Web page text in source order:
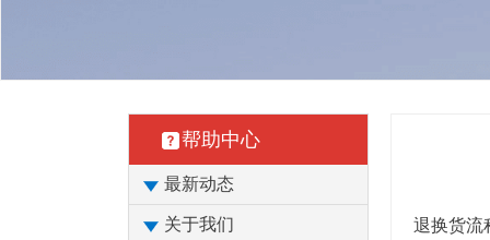
帮助中心
最新动态
关于我们
退换货流